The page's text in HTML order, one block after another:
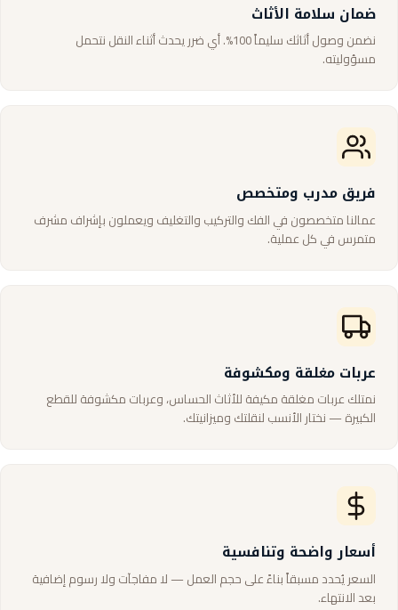
ضمان سلامة الأثاث
نضمن وصول أثاثك سليماً 100%. أي ضرر يحدث أثناء النقل نتحمل
مسؤوليته.
فريق مدرب ومتخصص
عمالنا متخصصون في الفك والتركيب والتغليف ويعملون بإشراف مشرف
متمرس في كل عملية.
عربات مغلقة ومكشوفة
نمتلك عربات مغلقة مكيفة للأثاث الحساس، وعربات مكشوفة للقطع
الكبيرة — نختار الأنسب لنقلتك وميزانيتك.
أسعار واضحة وتنافسية
السعر يُحدد مسبقاً بناءً على حجم العمل — لا مفاجآت ولا رسوم إضافية
بعد الانتهاء.